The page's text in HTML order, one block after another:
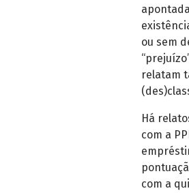
ou sem
relatam
Há
com a
com a